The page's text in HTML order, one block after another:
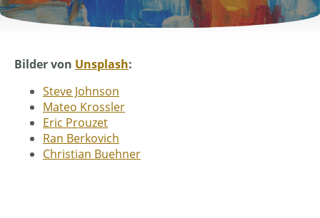
Bilder von Unsplash:
Steve Johnson
Mateo Krossler
Eric Prouzet
Ran Berkovich
Christian Buehner